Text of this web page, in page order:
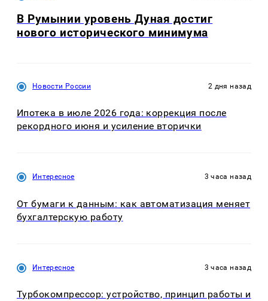
В Румынии уровень Дуная достиг
нового исторического минимума
Новости России 2 дня назад
Ипотека в июле 2026 года: коррекция после
рекордного июня и усиление вторички
Интересное 3 часа назад
От бумаги к данным: как автоматизация меняет
бухгалтерскую работу
Интересное 3 часа назад
Турбокомпрессор: устройство, принцип работы и